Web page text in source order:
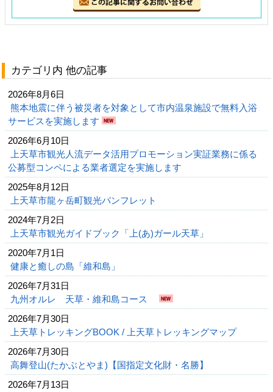
カテゴリ内 他の記事
2026年8月6日
熊本地震に伴う被災者を対象として市内温泉施設で無料入浴
サービスを実施します
2026年6月10日
上天草市観光人流データ活用プロモーション実証業務に係る
公募型コンペによる業者選定を実施します
2025年8月12日
上天草市龍ヶ岳町観光パンフレット
2024年7月2日
上天草市観光ガイドブック「上(あ)ガール天草」
2020年7月1日
健康と癒しの島「維和島」
2026年7月31日
九州オルレ 天草・維和島コース
2026年7月30日
上天草トレッキングBOOK / 上天草トレッキングマップ
2026年7月30日
高舞登山(たかぶとやま)【国指定文化財・名勝】
2026年7月13日